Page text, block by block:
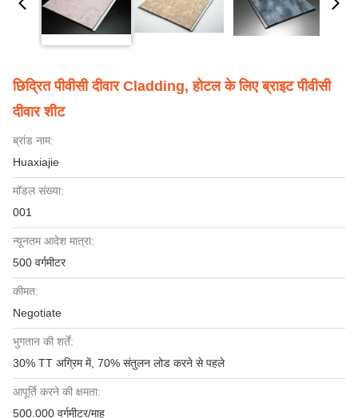
छिद्रित पीवीसी दीवार Cladding, होटल के लिए ब्राइट पीवीसी
दीवार शीट
ब्रांड नाम:
Huaxiajie
मॉडल संख्या:
001
न्यूनतम आदेश मात्रा:
500 वर्गमीटर
कीमत:
Negotiate
भुगतान की शर्तें:
30% TT अग्रिम में, 70% संतुलन लोड करने से पहले
आपूर्ति करने की क्षमता:
500.000 वर्गमीटर/माह